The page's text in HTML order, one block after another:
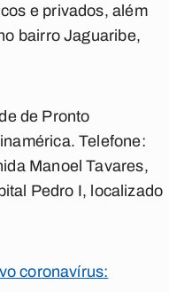
e privados, além
bairro Jaguaribe,
de Pronto
Telefone:
Manoel Tavares,
Pedro I, localizado
coronavírus: